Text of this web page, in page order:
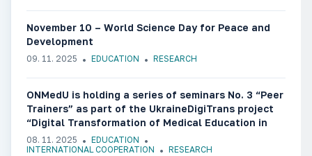
November 10 – World Science Day for Peace and
Development
09. 11. 2025 EDUCATION RESEARCH
ONMedU is holding a series of seminars No. 3 “Peer
Trainers” as part of the UkraineDigiTrans project
“Digital Transformation of Medical Education in
Ukraine”
08. 11. 2025
EDUCATION
INTERNATIONAL COOPERATION
RESEARCH